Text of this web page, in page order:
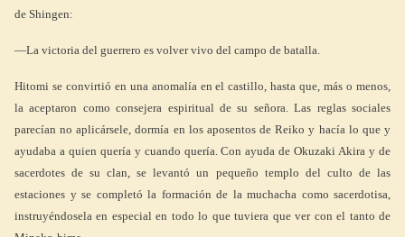
de Shingen:
—La victoria del guerrero es volver vivo del campo de batalla.
Hitomi se convirtió en una anomalía en el castillo, hasta que, más o menos,
la aceptaron como consejera espiritual de su señora. Las reglas sociales
parecían no aplicársele, dormía en los aposentos de Reiko y hacía lo que y
ayudaba a quien quería y cuando quería. Con ayuda de Okuzaki Akira y de
sacerdotes de su clan, se levantó un pequeño templo del culto de las
estaciones y se completó la formación de la muchacha como sacerdotisa,
instruyéndosela en especial en todo lo que tuviera que ver con el tanto de